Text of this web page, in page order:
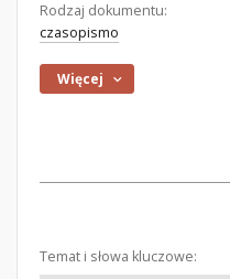
Rodzaj dokumentu:
czasopismo
Więcej
Temat i słowa kluczowe: